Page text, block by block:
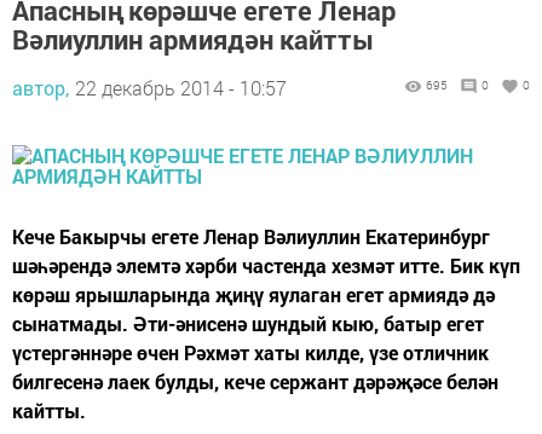
Апасның көрәшче егете Ленар
Вәлиуллин армиядән кайтты
автор, 22 декабрь 2014 - 10:57 695 0 0
Кече Бакырчы егете Ленар Вәлиуллин Екатеринбург
шәһәрендә элемтә хәрби частенда хезмәт итте. Бик күп
көрәш ярышларында җиңү яулаган егет армиядә дә
сынатмады. Әти-әнисенә шундый кыю, батыр егет
үстергәннәре өчен Рәхмәт хаты килде, үзе отличник
билгесенә лаек булды, кече сержант дәрәҗәсе белән
кайтты.